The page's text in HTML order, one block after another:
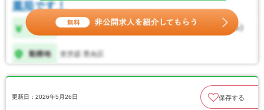
更新日：2026年5月26日 保存する